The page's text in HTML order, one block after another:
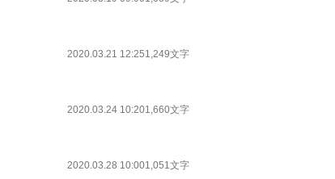
2020.03.21 12:251,249文字
2020.03.24 10:201,660文字
2020.03.28 10:001,051文字